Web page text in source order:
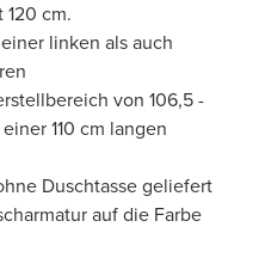
cm.
linken als auch
von 106,5 -
110 cm langen
Duschtasse geliefert
auf die Farbe